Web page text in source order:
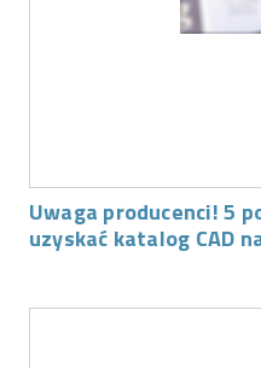
Uwaga producenci! 5
uzyskać katalog CAD